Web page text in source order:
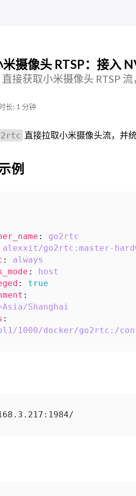
摄像头 RTSP：接入
接获取小米摄像头 RTSP
长: 1 分钟
直接拉取小米摄像头流，并
例
:
go2rtc
alexxit/go2rtc:master-
:
always
:
host
:
true
:
Shanghai
:
1000/docker/go2rtc:/